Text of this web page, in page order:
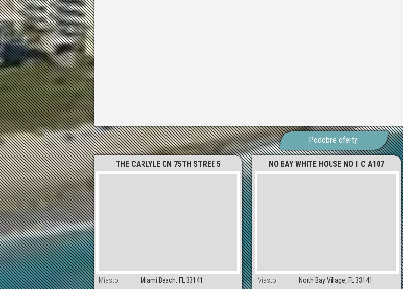
Podobne oferty:
THE CARLYLE ON 75TH STREE 5
Miasto
Miami Beach, FL 33141
NO BAY WHITE HOUSE NO 1 C A107
Miasto
North Bay Village, FL 33141